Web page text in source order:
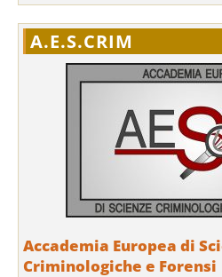
A.E.S.CRIM
Accademia Europea di
Criminologiche e Forensi